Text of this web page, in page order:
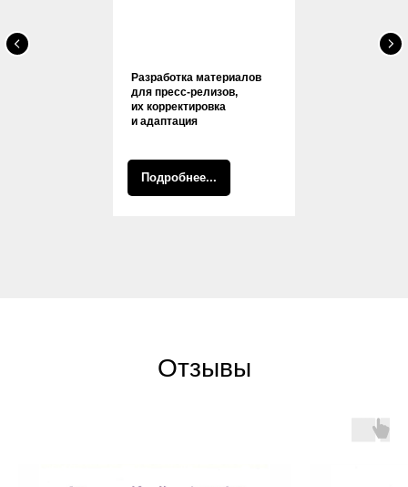
Разработка материалов
для пресс-релизов,
их корректировка
и адаптация
Подробнее...
Отзывы